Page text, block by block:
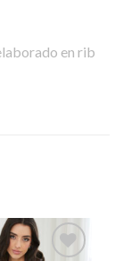
en rib